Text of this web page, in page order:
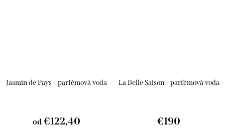
Jasmin de Pays – parfémová voda
od€122,40
La Belle Saison – parfémová voda
€190